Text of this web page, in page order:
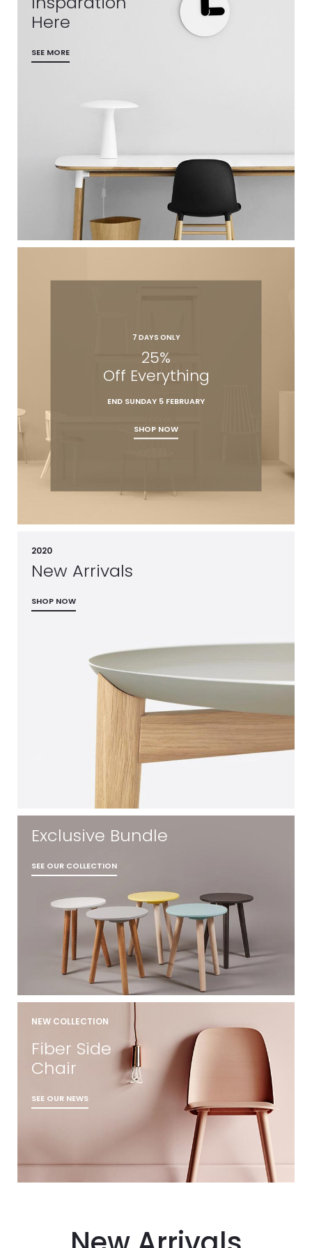
Here
SEE MORE
7 DAYS ONLY
25%
Off Everything
END SUNDAY 5 FEBRUARY
SHOP NOW
2020
New Arrivals
SHOP NOW
Exclusive Bundle
SEE OUR COLLECTION
NEW COLLECTION
Fiber Side
Chair
SEE OUR NEWS